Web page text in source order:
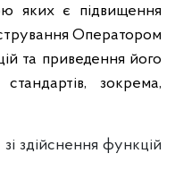
яких є підвищення
Оператором
та приведення його
зокрема,
здійснення функцій